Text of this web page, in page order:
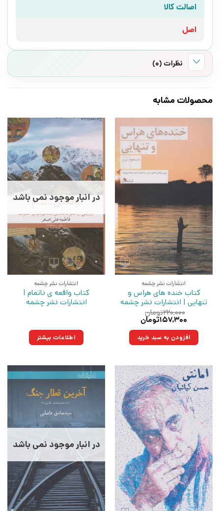
اصالت کالا
اصل
نظرات (0)
محصولات مشابه
انتشارات نشر چشمه
کتاب خنده های هراس و
تنهایی | انتشارات نشر چشمه
۲۲۰,۰۰۰تومان
قیمت
۲۲۰,۰۰۰تومان
بود.
۱۵۷,۳۰۰تومان
۱۵۷,۳۰۰تومان.افزودن به سبد خرید
در انبار موجود نمی باشد
انتشارات نشر چشمه
کتاب واقعه ی ناتمام |
انتشارات نشر چشمه
اطلاعات بیشتر
در انبار موجود نمی باشد